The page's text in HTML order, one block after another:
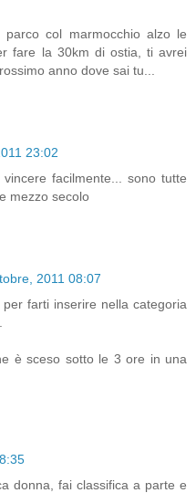
col marmocchio alzo le
fare la 30km di ostia, ti avrei
anno dove sai tu...
23:02
facilmente... sono tutte
mezzo secolo
2011 08:07
farti inserire nella categoria
è sceso sotto le 3 ore in una
donna, fai classifica a parte e